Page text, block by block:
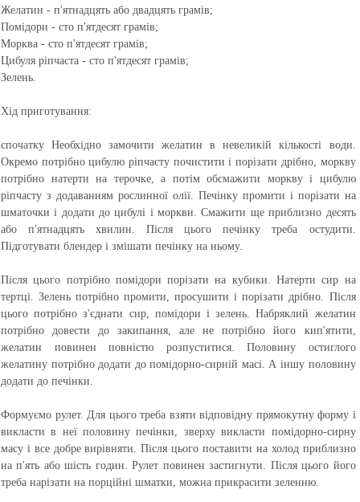
Желатин - п'ятнадцять або двадцять грамів;
Помідори - сто п'ятдесят грамів;
Морква - сто п'ятдесят грамів;
Цибуля ріпчаста - сто п'ятдесят грамів;
Зелень.
Хід приготування:
спочатку Необхідно замочити желатин в невеликій кількості води.
Окремо потрібно цибулю ріпчасту почистити і порізати дрібно, моркву
потрібно натерти на терочке, а потім обсмажити моркву і цибулю
ріпчасту з додаванням рослинної олії. Печінку промити і порізати на
шматочки і додати до цибулі і моркви. Смажити ще приблизно десять
або п'ятнадцять хвилин. Після цього печінку треба остудити.
Підготувати блендер і змішати печінку на ньому.
Після цього потрібно помідори порізати на кубики. Натерти сир на
тертці. Зелень потрібно промити, просушити і порізати дрібно. Після
цього потрібно з'єднати сир, помідори і зелень. Набряклий желатин
потрібно довести до закипання, але не потрібно його кип'ятити,
желатин повинен повністю розпуститися. Половину остиглого
желатину потрібно додати до помідорно-сирній масі. А іншу половину
додати до печінки.
Формуємо рулет. Для цього треба взяти відповідну прямокутну форму і
викласти в неї половину печінки, зверху викласти помідорно-сирну
масу і все добре вирівняти. Після цього поставити на холод приблизно
на п'ять або шість годин. Рулет повинен застигнути. Після цього його
треба нарізати на порційні шматки, можна прикрасити зеленню.